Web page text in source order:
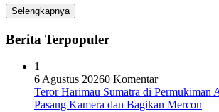
Selengkapnya
Berita Terpopuler
1
6 Agustus 20260 Komentar
Teror Harimau Sumatra di
Pasang Kamera dan Bagikan Mercon